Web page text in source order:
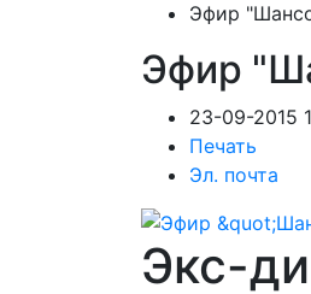
Эфир
Эфир
23-09-2015
Печать
Эл. почта
Экс-